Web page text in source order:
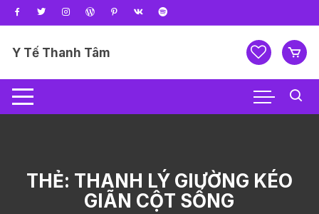
Chuyển
tới
dungY Tế Thanh Tâm
THẺ: THANH LÝ GIƯỜNG KÉO
GIÃN CỘT SỐNG